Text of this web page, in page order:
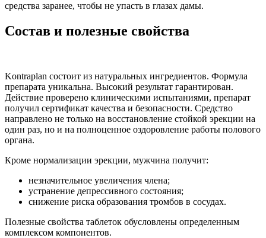
средства заранее, чтобы не упасть в глазах дамы.
Состав и полезные свойства
Kontraplan состоит из натуральных ингредиентов. Формула
препарата уникальна. Высокий результат гарантирован.
Действие проверено клиническими испытаниями, препарат
получил сертификат качества и безопасности. Средство
направлено не только на восстановление стойкой эрекции на
один раз, но и на полноценное оздоровление работы полового
органа.
Кроме нормализации эрекции, мужчина получит:
незначительное увеличения члена;
устранение депрессивного состояния;
снижение риска образования тромбов в сосудах.
Полезные свойства таблеток обусловлены определенным
комплексом компонентов.